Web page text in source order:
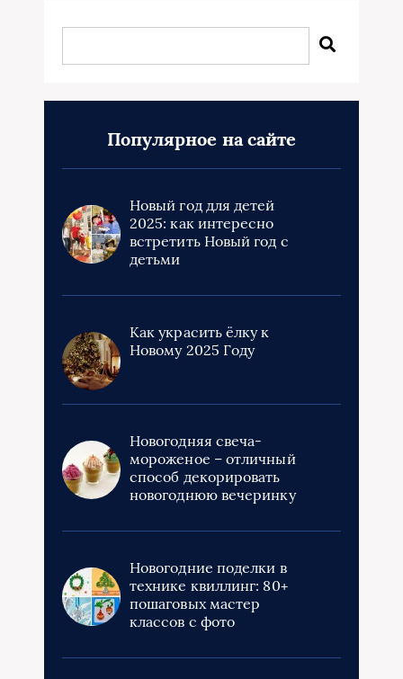
Популярное на сайте
Новый год для детей
2025: как интересно
встретить Новый год с
детьми
Как украсить ёлку к
Новому 2025 Году
Новогодняя свеча-
мороженое – отличный
способ декорировать
новогоднюю вечеринку
Новогодние поделки в
технике квиллинг: 80+
пошаговых мастер
классов с фото